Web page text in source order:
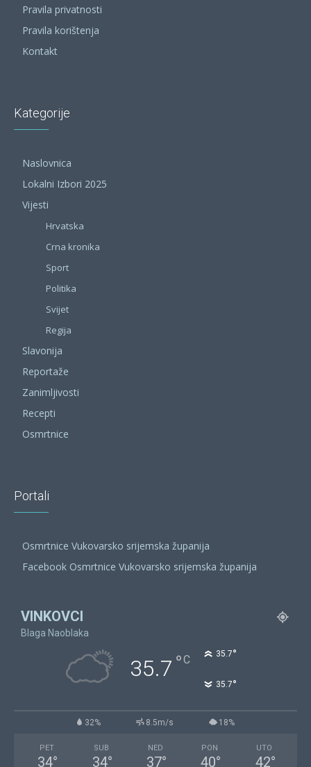
Pravila privatnosti
Pravila korištenja
Kontakt
Kategorije
Naslovnica
Lokalni Izbori 2025
Vijesti
Hrvatska
Crna kronika
Sport
Politika
Svijet
Regija
Slavonija
Reportaže
Zanimljivosti
Recepti
Osmrtnice
Portali
Osmrtnice Vukovarsko srijemska županija
Facebook Osmrtnice Vukovarsko srijemska županija
VINKOVCI
Blaga Naoblaka
35.7 °C 35.7°
35.7°
32% 8.5m/s 18%
PET
34°
SUB
34°
NED
37°
PON
40°
UTO
42°